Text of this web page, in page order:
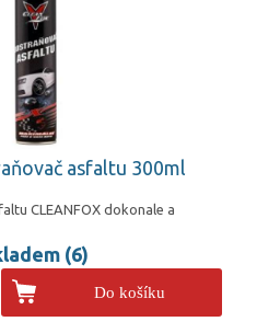
asfaltu 300ml
CLEANFOX dokonale a
(6)
Do košíku